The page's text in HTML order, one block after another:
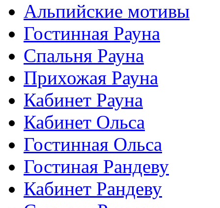
Альпийские мотивы
Гостинная Рауна
Спальня Рауна
Прихожая Рауна
Кабинет Рауна
Кабинет Ольса
Гостинная Ольса
Гостиная Рандеву
Кабинет Рандеву